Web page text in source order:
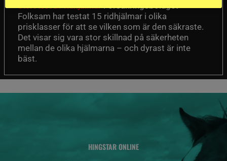
Stort test av ridhjälmarFörsäkringsbolaget
Folksam har testat 15 ridhjälmar i olika
prisklasser för att se vilken som är den säkraste.
Det visar sig vara stor skillnad på säkerheten
mellan de olika hjälmarna – och dyrast är inte
bäst.
HINGSTAR ONLINE